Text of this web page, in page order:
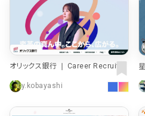
オリックス銀行 ❘ Career Recruitin
y.kobayashi